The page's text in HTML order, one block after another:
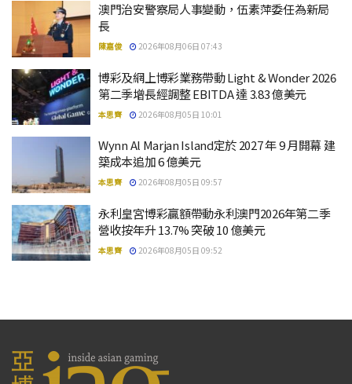
澳門治安警察局人事變動，伍素萍委任為新局
長
陳嘉俊 2026年08月06日 07:43
博彩及網上博彩業務帶動 Light & Wonder 2026
第二季增長經調整 EBITDA 達 3.83 億美元
本思齊 2026年08月05日 10:01
Wynn Al Marjan Island定於 2027 年 9 月開幕 建
築成本追加 6 億美元
本思齊 2026年08月05日 09:57
永利皇宮博彩贏額帶動永利澳門2026年第二季
營收按年升 13.7% 突破 10 億美元
本思齊 2026年08月05日 09:52